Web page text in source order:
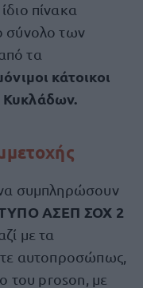
πίνακα
σύνολο των
τα
κάτοικοι
συμπληρώσουν
ΑΣΕΠ ΣΟΧ 2
με τα
αυτοπροσώπως,
του proson, με